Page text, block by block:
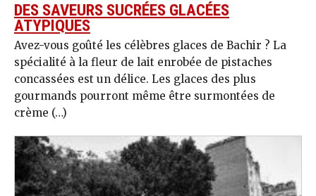
DES SAVEURS SUCRÉES GLACÉES
ATYPIQUES
Avez-vous goûté les célèbres glaces de Bachir ? La
spécialité à la fleur de lait enrobée de pistaches
concassées est un délice. Les glaces des plus
gourmands pourront même être surmontées de
crème (…)